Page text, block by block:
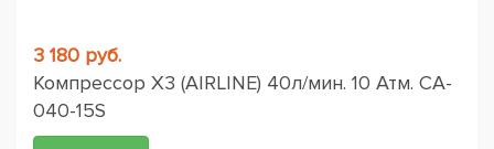
3 180 руб.
Компрессор X3 (AIRLINE) 40л/мин. 10 Атм. CA-
040-15S